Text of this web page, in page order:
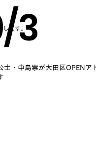
ます。3
士・中島崇が大田区OPENア